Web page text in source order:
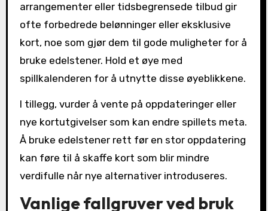
arrangementer eller tidsbegrensede tilbud gir
ofte forbedrede belønninger eller eksklusive
kort, noe som gjør dem til gode muligheter for å
bruke edelstener. Hold et øye med
spillkalenderen for å utnytte disse øyeblikkene.
I tillegg, vurder å vente på oppdateringer eller
nye kortutgivelser som kan endre spillets meta.
Å bruke edelstener rett før en stor oppdatering
kan føre til å skaffe kort som blir mindre
verdifulle når nye alternativer introduseres.
Vanlige fallgruver ved bruk